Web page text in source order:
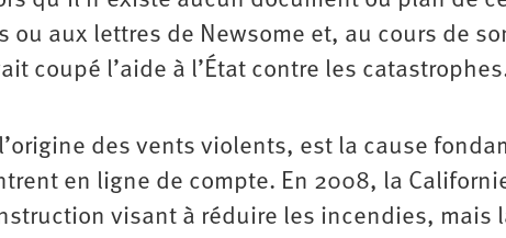
ou aux lettres de Newsome et, au cours de
coupé l’aide à l’État contre les
des vents violents, est la cause
en ligne de compte. En 2008, la
visant à réduire les incendies, mais